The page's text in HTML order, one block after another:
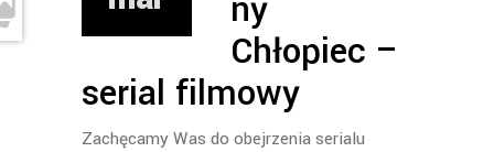
Chłopiec –
serial filmowy
Zachęcamy Was do obejrzenia serialu